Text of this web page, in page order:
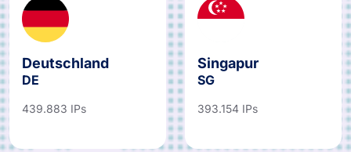
Deutschland
DE
439.883 IPs
Singapur
SG
393.154 IPs